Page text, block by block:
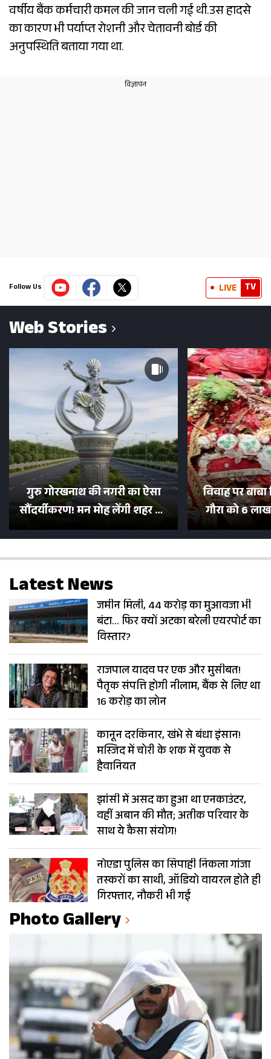
वर्षीय बैंक कर्मचारी कमल की जान चली गई थी.उस हादसे
का कारण भी पर्याप्त रोशनी और चेतावनी बोर्ड की
अनुपस्थिति बताया गया था.
Follow Us LIVE TV
Web Stories
गुरु गोरखनाथ की नगरी का ऐसा
सौंदर्यीकरण! मन मोह लेंगी शहर की
सड़कें; देखें Photos
विवाह पर
गौरा को 6
500 भक्तों
Latest News
जमीन मिली, 44 करोड़ का मुआवजा भी
बंटा… फिर क्यों अटका बरेली एयरपोर्ट का
विस्तार?
राजपाल यादव पर एक और मुसीबत!
पैतृक संपत्ति होगी नीलाम, बैंक से लिए था
16 करोड़ का लोन
कानून दरकिनार, खंभे से बंधा इंसान!
मस्जिद में चोरी के शक में युवक से
हैवानियत
झांसी में असद का हुआ था एनकाउंटर,
वहीं अबान की मौत; अतीक परिवार के
साथ ये कैसा संयोग!
नोएडा पुलिस का सिपाही निकला गांजा
तस्करों का साथी, ऑडियो वायरल होते ही
गिरफ्तार, नौकरी भी गई
Photo Gallery